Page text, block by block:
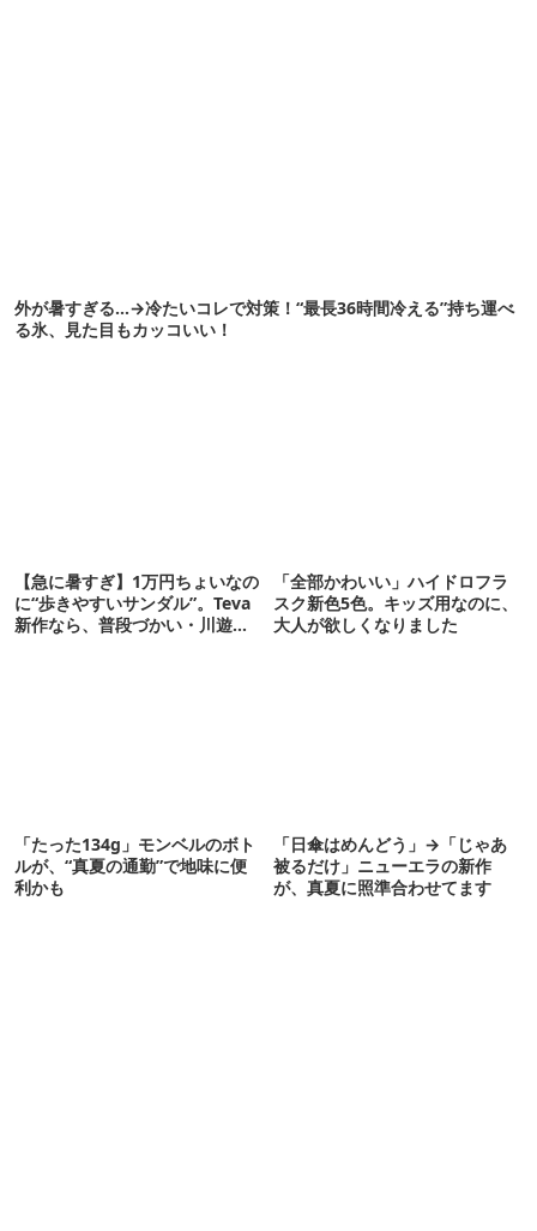
外が暑すぎる…→冷たいコレで対策！“最長36時間冷える”持ち運べ
る氷、見た目もカッコいい！
【急に暑すぎ】1万円ちょいなの
に“歩きやすいサンダル”。Teva
新作なら、普段づかい・川遊
「全部かわいい」ハイドロフラ
スク新色5色。キッズ用なのに、
大人が欲しくなりました
「たった134g」モンベルのボト
ルが、“真夏の通勤”で地味に便
利かも
「日傘はめんどう」→「じゃあ
被るだけ」ニューエラの新作
が、真夏に照準合わせてます